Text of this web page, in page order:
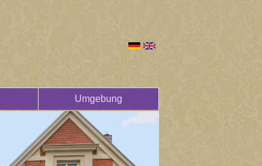
Umgebung